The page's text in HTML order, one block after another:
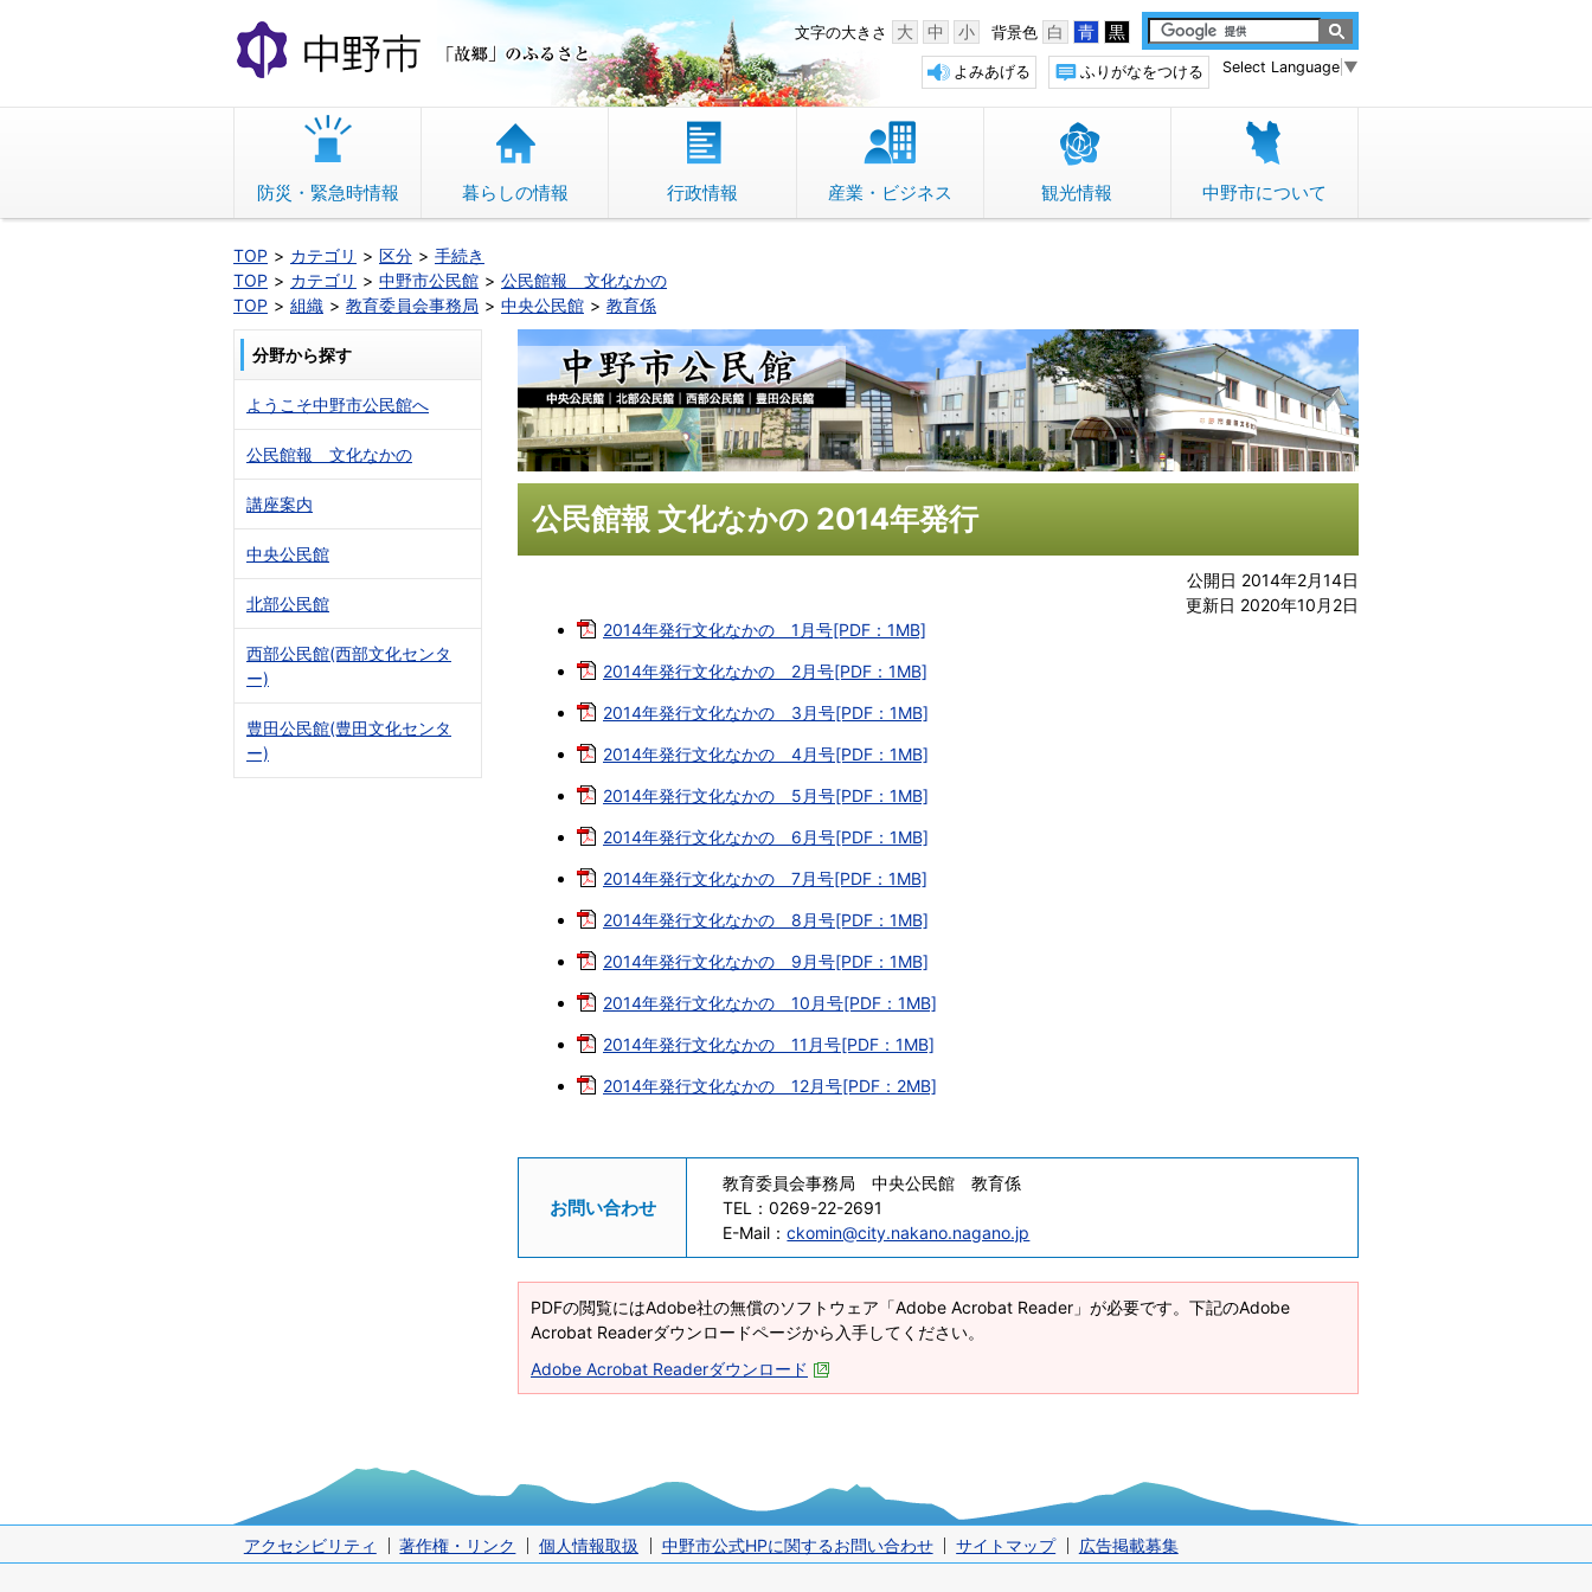
文
へ
動
中野市 「故郷」のふるさと 背景色 白 青 黒
文字の大きさ 大 中 小
Select Language ▼
ふりがなをつける
よみあげる
防災・緊急時情報 暮らしの情報 行政情報 産業・ビジネス 観光情報 中野市について
TOP カテゴリ 区分
手続き
TOP
カテゴリ 中野市公民館
公民館報 文化なかの
TOP
組織 教育委員会事務局 中央公民館 教育係
公民館報 文化なかの 2014年発行
公開日 2014年2月14日
更新日 2020年10月2日
2014年発行文化なかの 1月号[PDF：1MB]
2014年発行文化なかの 2月号[PDF：1MB]
2014年発行文化なかの 3月号[PDF：1MB]
2014年発行文化なかの 4月号[PDF：1MB]
2014年発行文化なかの 5月号[PDF：1MB]
2014年発行文化なかの 6月号[PDF：1MB]
2014年発行文化なかの 7月号[PDF：1MB]
2014年発行文化なかの 8月号[PDF：1MB]
2014年発行文化なかの 9月号[PDF：1MB]
2014年発行文化なかの 10月号[PDF：1MB]
2014年発行文化なかの 11月号[PDF：1MB]
2014年発行文化なかの 12月号[PDF：2MB]
お問い合わせ
教育委員会事務局 中央公民館 教育係
TEL：0269-22-2691
E-Mail：ckomin@city.nakano.nagano.jp
PDFの閲覧にはAdobe社の無償のソフトウェア「Adobe Acrobat Reader」が必要です。下記のAdobe
Acrobat Readerダウンロードページから入手してください。
Adobe Acrobat Readerダウンロード
分野から探す
ようこそ中野市公民館へ
公民館報 文化なかの
講座案内
中央公民館
北部公民館
西部公民館(西部文化センタ
ー)
豊田公民館(豊田文化センタ
ー)
アクセシビリティ 著作権・リンク 個人情報取扱 中野市公式HPに関するお問い合わせ サイトマップ 広告掲載募集